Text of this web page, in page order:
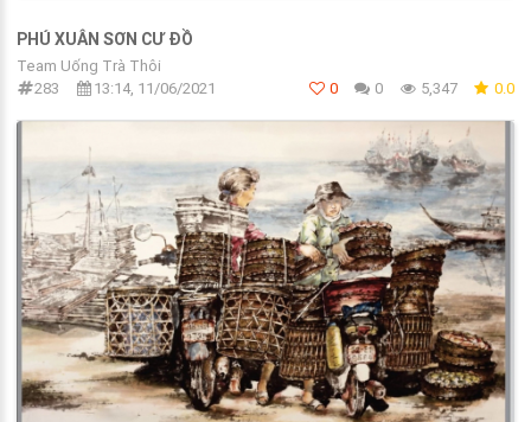
PHÚ XUÂN SƠN CƯ ĐỒ
Team Uống Trà Thôi
283
13:14, 11/06/2021 0 0 5,347 0.0